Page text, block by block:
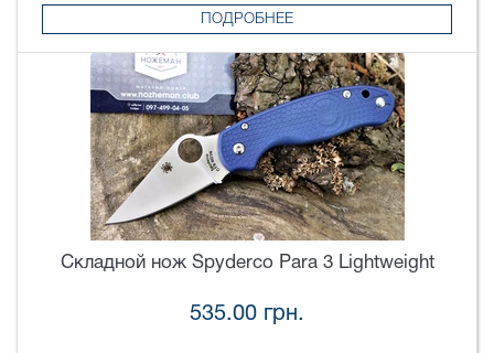
ПОДРОБНЕЕ
Складной нож Spyderco Para 3 Lightweight
535.00 грн.